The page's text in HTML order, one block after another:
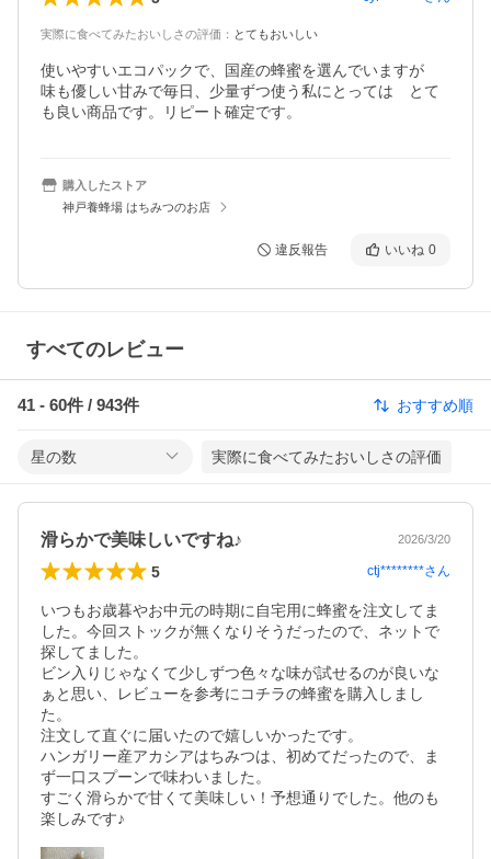
実際に食べてみたおいしさの評価 ： とてもおいしい
使いやすいエコパックで、国産の蜂蜜を選んでいますが
味も優しい甘みで毎日、少量ずつ使う私にとっては　とて
も良い商品です。リピート確定です。
購入したストア
神戸養蜂場 はちみつのお店
違反報告 いいね 0
すべてのレビュー
41 - 60件 / 943件 おすすめ順
星の数 実際に食べてみたおいしさの評価
滑らかで美味しいですね♪ 2026/3/20
5 ctj********さん
いつもお歳暮やお中元の時期に自宅用に蜂蜜を注文してま
した。今回ストックが無くなりそうだったので、ネットで
探してました。
ビン入りじゃなくて少しずつ色々な味が試せるのが良いな
ぁと思い、レビューを参考にコチラの蜂蜜を購入しまし
た。
注文して直ぐに届いたので嬉しいかったです。
ハンガリー産アカシアはちみつは、初めてだったので、ま
ず一口スプーンで味わいました。
すごく滑らかで甘くて美味しい！予想通りでした。他のも